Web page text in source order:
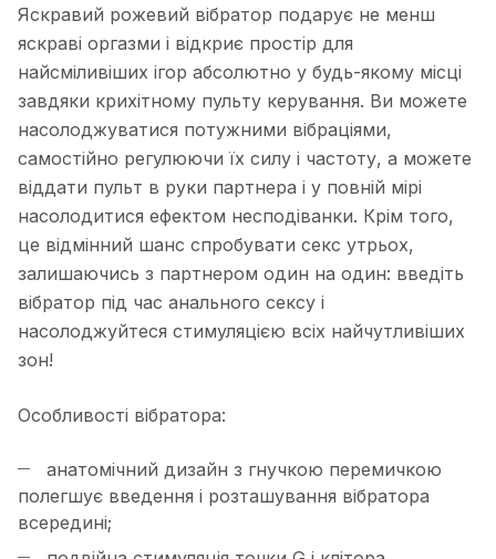
Яскравий рожевий вібратор подарує не менш
яскраві оргазми і відкриє простір для
найсміливіших ігор абсолютно у будь-якому місці
завдяки крихітному пульту керування. Ви можете
насолоджуватися потужними вібраціями,
самостійно регулюючи їх силу і частоту, а можете
віддати пульт в руки партнера і у повній мірі
насолодитися ефектом несподіванки. Крім того,
це відмінний шанс спробувати секс утрьох,
залишаючись з партнером один на один: введіть
вібратор під час анального сексу і
насолоджуйтеся стимуляцією всіх найчутливіших
зон!
Особливості вібратора:
анатомічний дизайн з гнучкою перемичкою
полегшує введення і розташування вібратора
всередині;